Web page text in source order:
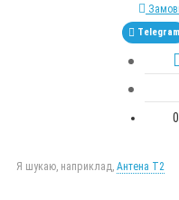
Telegram
Я шукаю, наприклад, Антена Т2